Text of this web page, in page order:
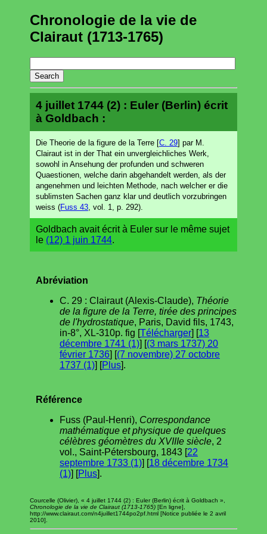
Chronologie de la vie de
Clairaut (1713-1765)
4 juillet 1744 (2) : Euler (Berlin) écrit
à Goldbach :
Die Theorie de la figure de la Terre [C. 29] par M.
Clairaut ist in der That ein unvergleichliches Werk,
sowohl in Ansehung der profunden und schweren
Quaestionen, welche darin abgehandelt werden, als der
angenehmen und leichten Methode, nach welcher er die
sublimsten Sachen ganz klar und deutlich vorzubringen
weiss (Fuss 43 , vol. 1, p. 292).
Goldbach avait écrit à Euler sur le même sujet
le (12) 1 juin 1744.
Abréviation
C. 29 : Clairaut (Alexis-Claude), Théorie
de la figure de la Terre, tirée des principes
de l'hydrostatique, Paris, David fils, 1743,
in-8°, XL-310p. fig [Télécharger] [13
décembre 1741 (1)] [(3 mars 1737) 20
février 1736] [(7 novembre) 27 octobre
1737 (1)] [Plus].
Référence
Fuss (Paul-Henri), Correspondance
mathématique et physique de quelques
célèbres géomètres du XVIIIe siècle, 2
vol., Saint-Pétersbourg, 1843 [22
septembre 1733 (1)] [18 décembre 1734
(1)] [Plus].
Courcelle (Olivier), « 4 juillet 1744 (2) : Euler (Berlin) écrit à Goldbach »,
Chronologie de la vie de Clairaut (1713-1765) [En ligne],
http://www.clairaut.com/n4juillet1744po2pf.html [Notice publiée le 2 avril
2010].